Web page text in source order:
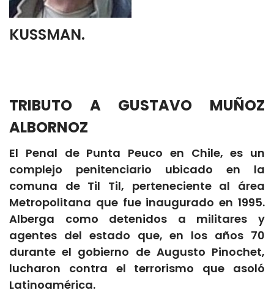
KUSSMAN.
TRIBUTO A GUSTAVO MUÑOZ
ALBORNOZ
El Penal de Punta Peuco en Chile, es un
complejo penitenciario ubicado en la
comuna de Til Til, perteneciente al área
Metropolitana que fue inaugurado en 1995.
Alberga como detenidos a militares y
agentes del estado que, en los años 70
durante el gobierno de Augusto Pinochet,
lucharon contra el terrorismo que asoló
Latinoamérica.